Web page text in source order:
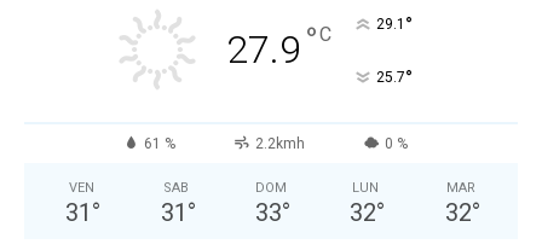
27.9 °C 29.1 °
25.7°
61 % 2.2kmh 0 %
VEN
31 °
SAB
31 °
DOM
33°
LUN
32°
MAR
32°